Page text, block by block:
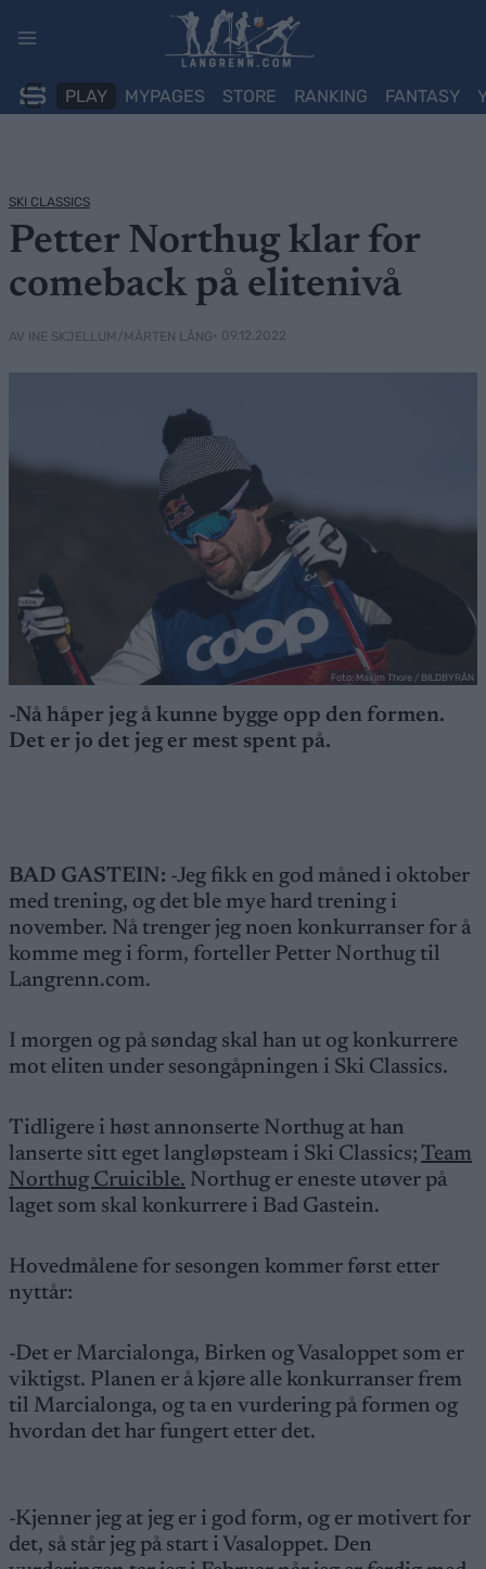
PLAY MYPAGES STORE RANKING FANTASY
SKI CLASSICS
Petter Northug klar for
comeback på elitenivå
AV INE SKJELLUM/MÅRTEN LÅNG• 09.12.2022
Foto: Maxim Thore / BILDBYRÅN
-Nå håper jeg å kunne bygge opp den formen.
Det er jo det jeg er mest spent på.
BAD GASTEIN: -Jeg fikk en god måned i oktober
med trening, og det ble mye hard trening i
november. Nå trenger jeg noen konkurranser for å
komme meg i form, forteller Petter Northug til
Langrenn.com.
I morgen og på søndag skal han ut og konkurrere
mot eliten under sesongåpningen i Ski Classics.
Tidligere i høst annonserte Northug at han
lanserte sitt eget langløpsteam i Ski Classics; Team
Northug Cruicible. Northug er eneste utøver på
laget som skal konkurrere i Bad Gastein.
Hovedmålene for sesongen kommer først etter
nyttår:
-Det er Marcialonga, Birken og Vasaloppet som er
viktigst. Planen er å kjøre alle konkurranser frem
til Marcialonga, og ta en vurdering på formen og
hvordan det har fungert etter det.
-Kjenner jeg at jeg er i god form, og er motivert for
det, så står jeg på start i Vasaloppet. Den